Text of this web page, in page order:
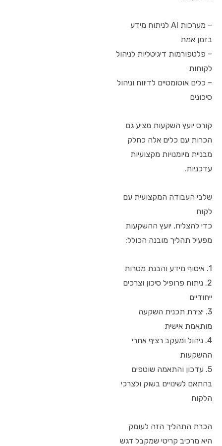
– מערכות AI לניתוח מידע
בזמן אמת
– פלטפורמות דיגיטליות לניהול
לקוחות
– כלים אוטומטיים לדיווח וניהול
סיכונים
קורס יועץ השקעות מציע גם
הכרות עם כלים אלה כחלק
מבניית מיומנויות מקצועיות
עדכניות.
שלבי העבודה המקצועית עם
לקוח
כדי להצליח, יועץ ההשקעות
מפעיל תהליך מובנה הכולל:
1. איסוף מידע והבנת מטרות
2. ניתוח פרופיל סיכון וצרכים
ייחודיים
3. יצירת תכנית השקעה
מותאמת אישית
4. ניהול ומעקב רציף אחרי
ההשקעות
5. עדכון והתאמה שוטפים
בהתאם לשינויים בשוק ולצרכי
הלקוח
הכרת התהליך הזה לעומק
היא מרכיב קריטי שמקבל דגש